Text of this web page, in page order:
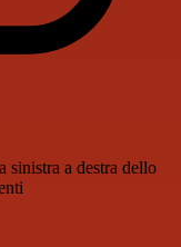
sinistra a destra dello